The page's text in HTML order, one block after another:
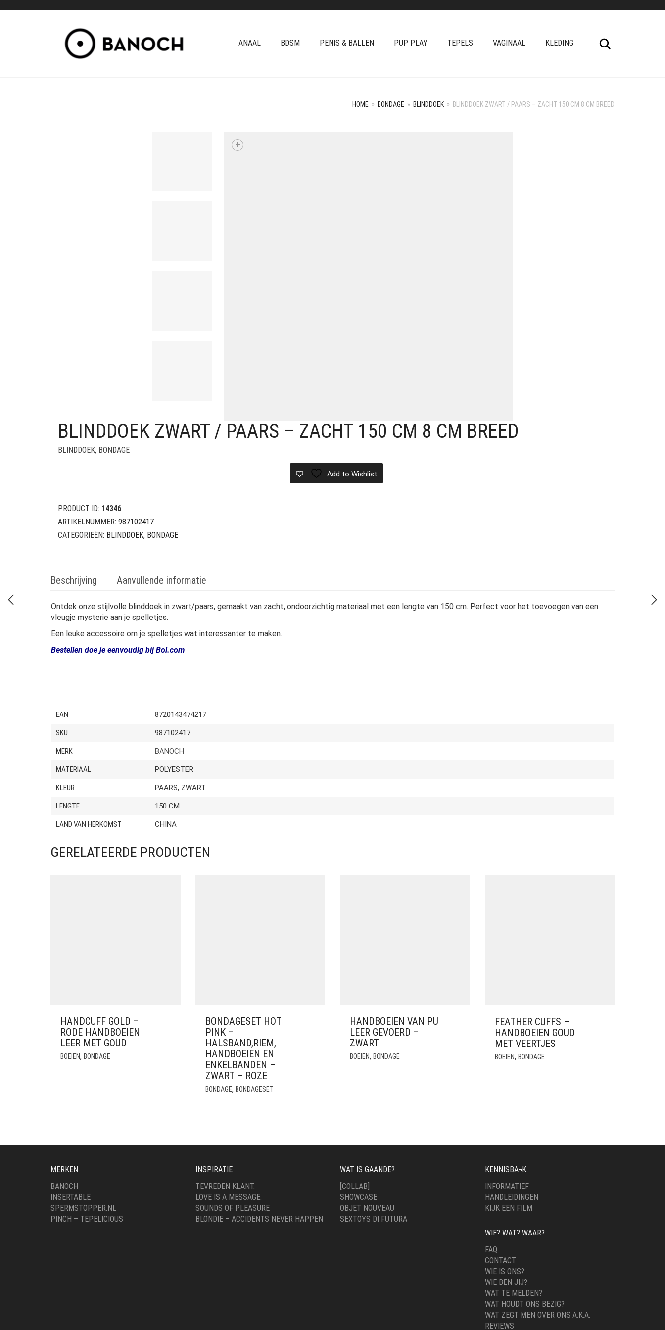
ANAAL BDSM PENIS & BALLEN PUP PLAY TEPELS VAGINAAL KLEDING
HOME » BONDAGE » BLINDDOEK » BLINDDOEK ZWART / PAARS – ZACHT 150 CM 8 CM BREED
+
BLINDDOEK ZWART / PAARS – ZACHT 150 CM 8 CM BREED
BLINDDOEK, BONDAGE
Add to Wishlist
PRODUCT ID: 14346
ARTIKELNUMMER: 987102417
CATEGORIEËN: BLINDDOEK, BONDAGE
Beschrijving Aanvullende informatie
Ontdek onze stijlvolle blinddoek in zwart/paars, gemaakt van zacht, ondoorzichtig materiaal met een lengte van 150 cm. Perfect voor het toevoegen van een
vleugje mysterie aan je spelletjes.
Een leuke accessoire om je spelletjes wat interessanter te maken.
Bestellen doe je eenvoudig bij Bol.com
EAN 8720143474217
SKU 987102417
MERK BANOCH
MATERIAAL POLYESTER
KLEUR PAARS, ZWART
LENGTE 150 CM
LAND VAN HERKOMST CHINA
GERELATEERDE PRODUCTEN
HANDCUFF GOLD –
RODE HANDBOEIEN
LEER MET GOUD
BOEIEN, BONDAGE
BONDAGESET HOT
PINK –
HALSBAND,RIEM,
HANDBOEIEN EN
ENKELBANDEN –
ZWART – ROZE
BONDAGE, BONDAGESET
HANDBOEIEN VAN PU
LEER GEVOERD –
ZWART
BOEIEN, BONDAGE
FEATHER CUFFS –
HANDBOEIEN GOUD
MET VEERTJES
BOEIEN, BONDAGE
MERKEN
BANOCH
INSERTABLE
SPERMSTOPPER.NL
PINCH – TEPELICIOUS
INSPIRATIE
TEVREDEN KLANT.
LOVE IS A MESSAGE.
SOUNDS OF PLEASURE
BLONDIE – ACCIDENTS NEVER HAPPEN
WAT IS GAANDE?
[COLLAB]
SHOWCASE
OBJET NOUVEAU
SEXTOYS DI FUTURA
KENNISBA¬K
INFORMATIEF
HANDLEIDINGEN
KIJK EEN FILM
WIE? WAT? WAAR?
FAQ
CONTACT
WIE IS ONS?
WIE BEN JIJ?
WAT TE MELDEN?
WAT HOUDT ONS BEZIG?
WAT ZEGT MEN OVER ONS A.K.A.
REVIEWS